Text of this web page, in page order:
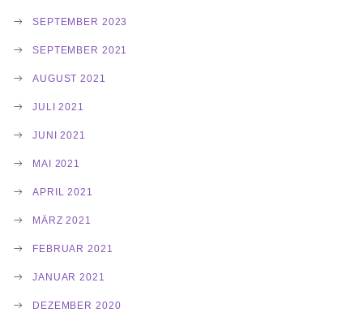
SEPTEMBER 2023
SEPTEMBER 2021
AUGUST 2021
JULI 2021
JUNI 2021
MAI 2021
APRIL 2021
MÄRZ 2021
FEBRUAR 2021
JANUAR 2021
DEZEMBER 2020